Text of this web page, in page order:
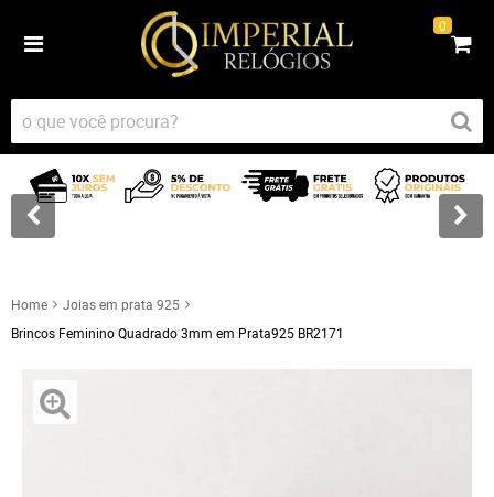
0
Home
Joias em prata 925
Brincos Feminino Quadrado 3mm em Prata925 BR2171